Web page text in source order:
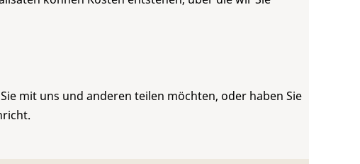
mit uns und anderen teilen möchten, oder haben Sie